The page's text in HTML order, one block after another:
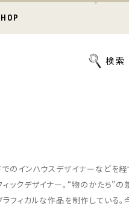
でのインハウスデザイナーなどを
ックデザイナー。“物のかたち”
フィカルな作品を制作している